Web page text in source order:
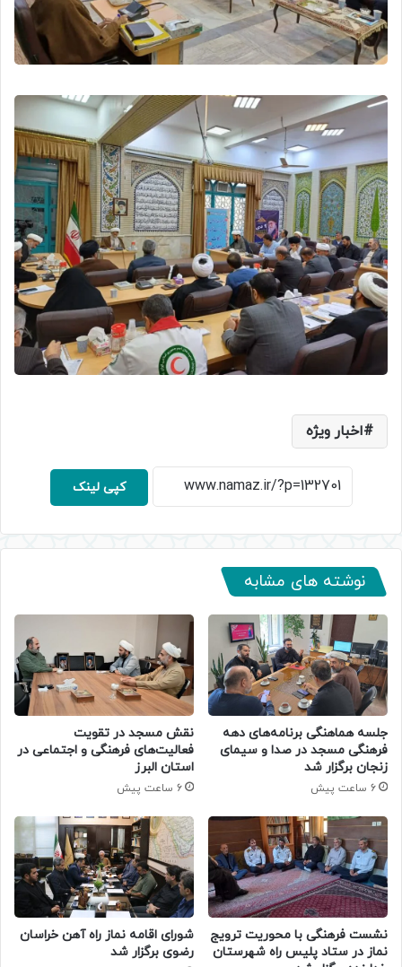
اخبار ویژه
کپی لینک
نوشته های مشابه
جلسه هماهنگی برنامه‌های دهه
فرهنگی مسجد در صدا و سیمای
زنجان برگزار شد
6 ساعت پیش
نقش مسجد در تقویت
فعالیت‌های فرهنگی و اجتماعی در
استان البرز
6 ساعت پیش
نشست فرهنگی با محوریت ترویج
نماز در ستاد پلیس راه شهرستان
شورای اقامه نماز راه آهن خراسان
رضوی برگزار شد